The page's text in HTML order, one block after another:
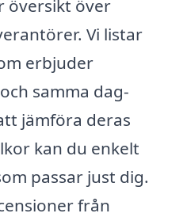
översikt över
Vi listar
erbjuder
samma dag-
jämföra deras
kan du enkelt
passar just dig.
från